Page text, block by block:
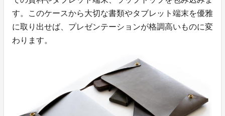
す。このケースから大切な書類やタブレット端末を優雅
に取り出せば、プレゼンテーションが格調高いものに変
わります。